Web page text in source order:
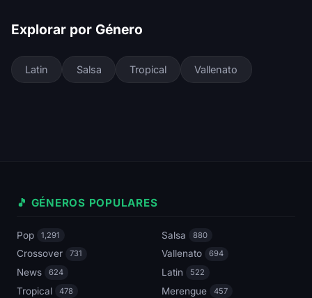
Explorar por Género
Latin Salsa Tropical Vallenato
🎵 GÉNEROS POPULARES
Pop 1,291 Salsa 880
Crossover 731 Vallenato 694
News 624 Latin 522
Tropical 478 Merengue 457